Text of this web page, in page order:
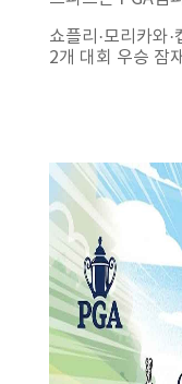
쇼플리·모리카와·
2개 대회 우승 잠